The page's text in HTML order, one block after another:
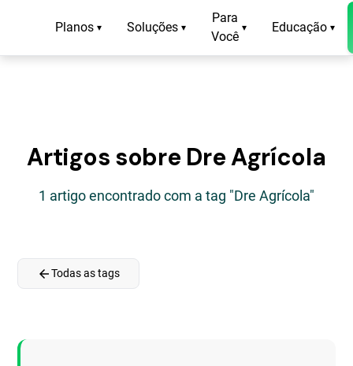
Planos ▾ Soluções ▾
Para
Você
▾ Educação ▾
Artigos sobre Dre Agrícola
1 artigo encontrado com a tag "Dre Agrícola"
arrow_backTodas as tags